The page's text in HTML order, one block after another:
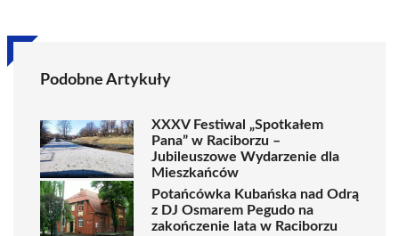
Podobne Artykuły
XXXV Festiwal „Spotkałem
Pana” w Raciborzu –
Jubileuszowe Wydarzenie dla
Mieszkańców
Potańcówka Kubańska nad Odrą
z DJ Osmarem Pegudo na
zakończenie lata w Raciborzu